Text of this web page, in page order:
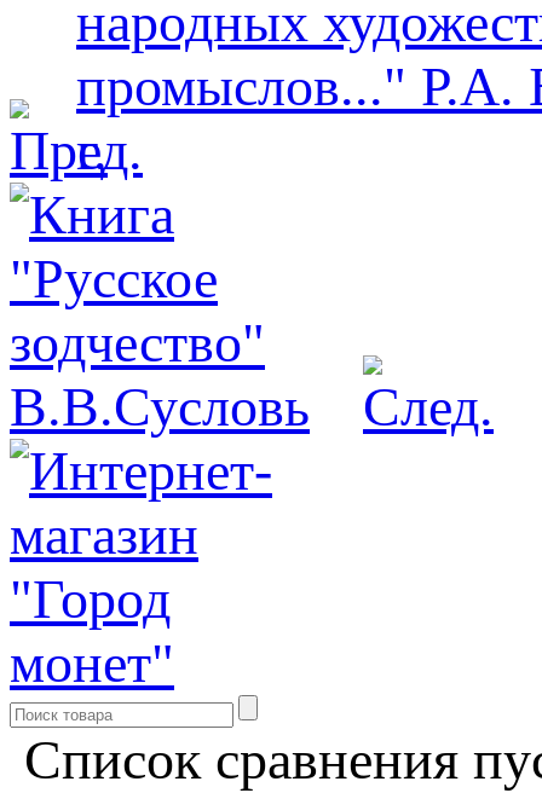
Список сравнения